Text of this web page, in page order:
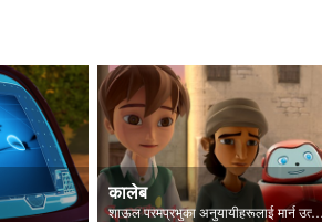
कालेब
शाऊल परमप्रभुका अनुयायीहरूलाई मार्न उत्सुक थिए।